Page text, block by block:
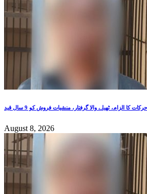
کا الزام، ٹھیلے والا گرفتار، منشیات فروش کو 9 سال قید
August 8, 2026